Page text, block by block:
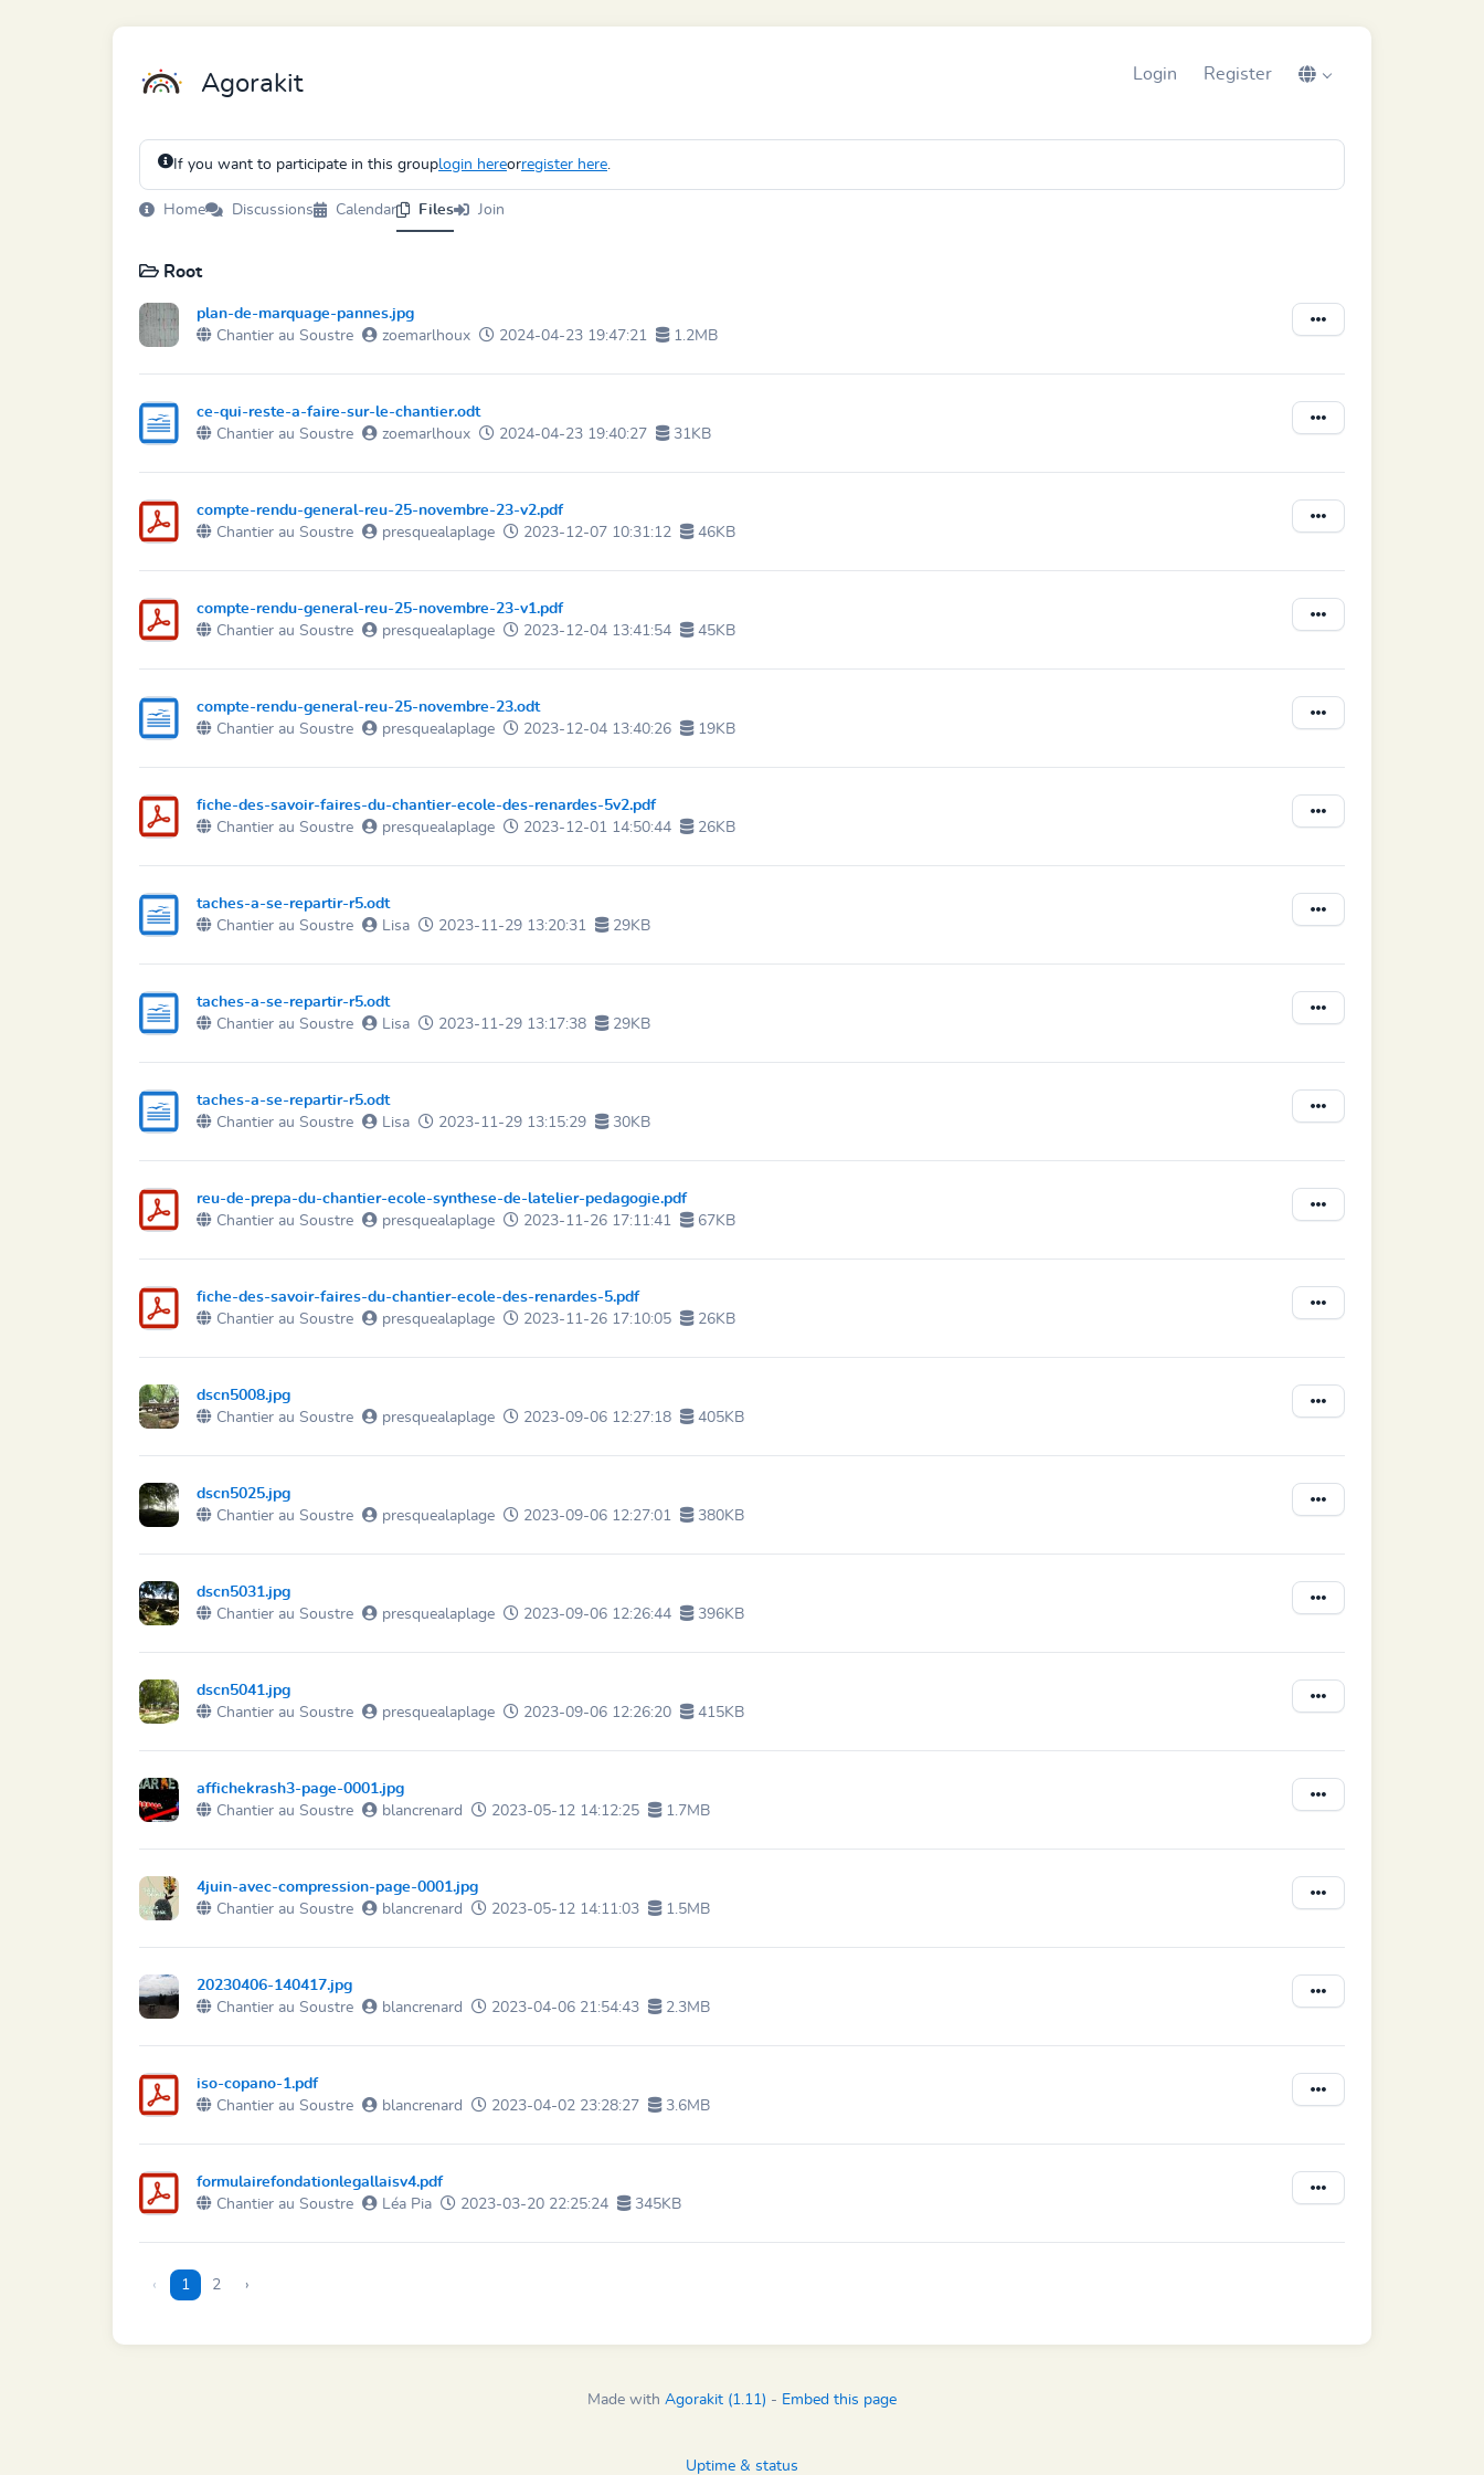
Agorakit Login Register
If you want to participate in this grouplogin hereorregister here.
Home Discussions Calendar Files Join
Root
plan-de-marquage-pannes.jpg
Chantier au Soustre
zoemarlhoux 2024-04-23 19:47:21 1.2MB
ce-qui-reste-a-faire-sur-le-chantier.odt
Chantier au Soustre
zoemarlhoux 2024-04-23 19:40:27 31KB
compte-rendu-general-reu-25-novembre-23-v2.pdf
Chantier au Soustre
presquealaplage 2023-12-07 10:31:12 46KB
compte-rendu-general-reu-25-novembre-23-v1.pdf
Chantier au Soustre
presquealaplage 2023-12-04 13:41:54 45KB
compte-rendu-general-reu-25-novembre-23.odt
Chantier au Soustre
presquealaplage 2023-12-04 13:40:26 19KB
fiche-des-savoir-faires-du-chantier-ecole-des-renardes-5v2.pdf
Chantier au Soustre
presquealaplage 2023-12-01 14:50:44 26KB
taches-a-se-repartir-r5.odt
Chantier au Soustre
Lisa 2023-11-29 13:20:31 29KB
taches-a-se-repartir-r5.odt
Chantier au Soustre
Lisa 2023-11-29 13:17:38 29KB
taches-a-se-repartir-r5.odt
Chantier au Soustre
Lisa 2023-11-29 13:15:29 30KB
reu-de-prepa-du-chantier-ecole-synthese-de-latelier-pedagogie.pdf
Chantier au Soustre
presquealaplage 2023-11-26 17:11:41 67KB
fiche-des-savoir-faires-du-chantier-ecole-des-renardes-5.pdf
Chantier au Soustre
presquealaplage 2023-11-26 17:10:05 26KB
dscn5008.jpg
Chantier au Soustre
presquealaplage 2023-09-06 12:27:18 405KB
dscn5025.jpg
Chantier au Soustre
presquealaplage 2023-09-06 12:27:01 380KB
dscn5031.jpg
Chantier au Soustre
presquealaplage 2023-09-06 12:26:44 396KB
dscn5041.jpg
Chantier au Soustre
presquealaplage 2023-09-06 12:26:20 415KB
affichekrash3-page-0001.jpg
Chantier au Soustre
blancrenard 2023-05-12 14:12:25 1.7MB
4juin-avec-compression-page-0001.jpg
Chantier au Soustre
blancrenard 2023-05-12 14:11:03 1.5MB
20230406-140417.jpg
Chantier au Soustre
blancrenard 2023-04-06 21:54:43 2.3MB
iso-copano-1.pdf
Chantier au Soustre
blancrenard 2023-04-02 23:28:27 3.6MB
formulairefondationlegallaisv4.pdf
Chantier au Soustre
Léa Pia 2023-03-20 22:25:24 345KB
‹ 1 2 ›
Made with Agorakit (1.11) - Embed this page
Uptime & status